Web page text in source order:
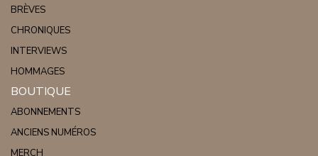
BRÈVES
CHRONIQUES
INTERVIEWS
HOMMAGES
BOUTIQUE
ABONNEMENTS
ANCIENS NUMÉROS